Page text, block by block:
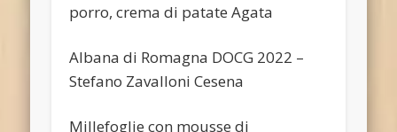
porro, crema di patate Agata
Albana di Romagna DOCG 2022 –
Stefano Zavalloni Cesena
Millefoglie con mousse di